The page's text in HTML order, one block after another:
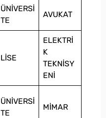
ÜNİVERSİ
TE
AVUKAT
LİSE
ELEKTRİ
K
TEKNİSY
ENİ
ÜNİVERSİ
TE
MİMAR